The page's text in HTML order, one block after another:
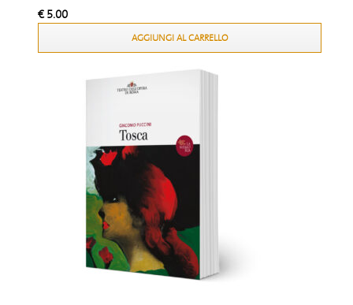
€5.00
AGGIUNGI AL CARRELLO